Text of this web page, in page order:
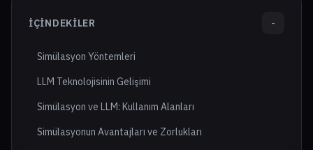
İÇINDEKILER -
Simülasyon Yöntemleri
LLM Teknolojisinin Gelişimi
Simülasyon ve LLM: Kullanım Alanları
Simülasyonun Avantajları ve Zorlukları